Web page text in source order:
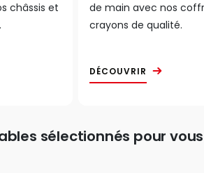
châssis et
de main avec nos
crayons de qualité.
DÉCOUVRIR
sélectionnés pour vous